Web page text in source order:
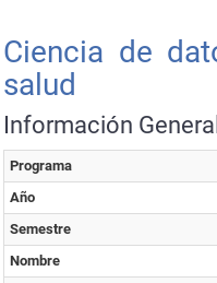
Ciencia de
salud
Información
Programa
Año
Semestre
Nombre